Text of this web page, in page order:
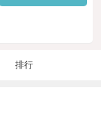
排行